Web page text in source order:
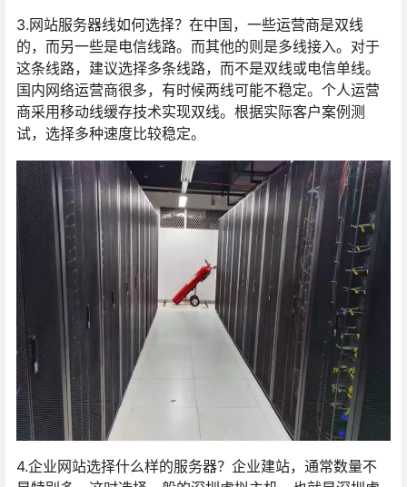
3.网站服务器线如何选择？在中国，一些运营商是双线
的，而另一些是电信线路。而其他的则是多线接入。对于
这条线路，建议选择多条线路，而不是双线或电信单线。
国内网络运营商很多，有时候两线可能不稳定。个人运营
商采用移动线缓存技术实现双线。根据实际客户案例测
试，选择多种速度比较稳定。
4.企业网站选择什么样的服务器？企业建站，通常数量不